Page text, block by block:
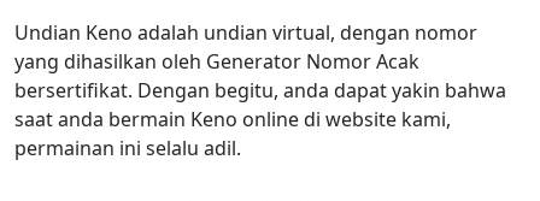
Undian Keno adalah undian virtual, dengan nomor
yang dihasilkan oleh Generator Nomor Acak
bersertifikat. Dengan begitu, anda dapat yakin bahwa
saat anda bermain Keno online di website kami,
permainan ini selalu adil.